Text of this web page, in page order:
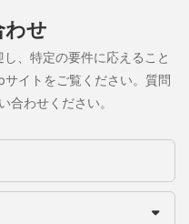
わせ
、特定の要件に応えること
イトをご覧ください。質問
合わせください。